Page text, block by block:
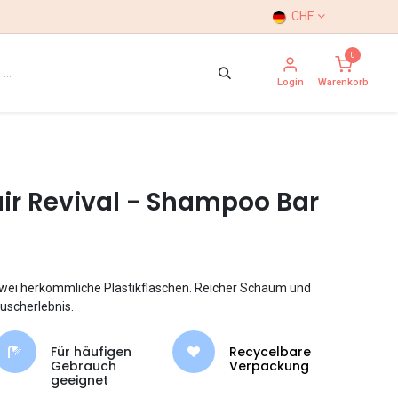
CHF
Login
0
Warenkorb
Revival - Shampoo Bar
herkömmliche Plastikflaschen. Reicher Schaum und
Für häufigen
Gebrauch
geeignet
Recycelbare
Verpackung